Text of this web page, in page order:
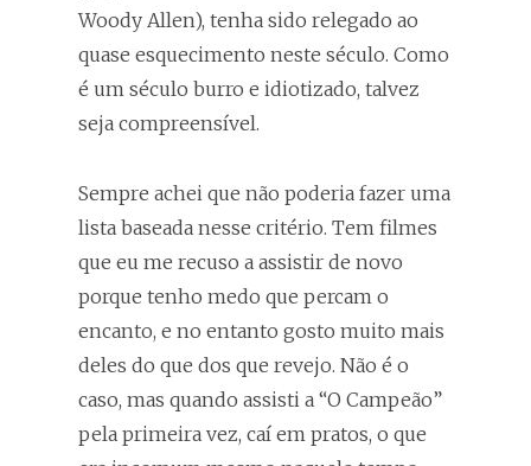
Woody Allen), tenha sido relegado ao
quase esquecimento neste século. Como
é um século burro e idiotizado, talvez
seja compreensível.
Sempre achei que não poderia fazer uma
lista baseada nesse critério. Tem filmes
que eu me recuso a assistir de novo
porque tenho medo que percam o
encanto, e no entanto gosto muito mais
deles do que dos que revejo. Não é o
caso, mas quando assisti a “O Campeão”
pela primeira vez, caí em pratos, o que